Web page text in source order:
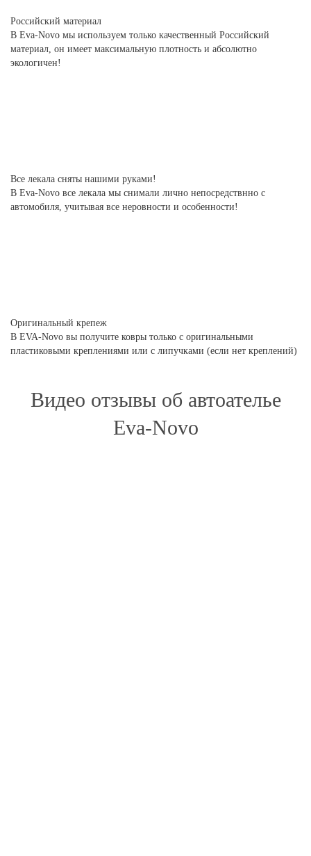
Российский материал
В Eva-Novo мы используем только качественный Российский
материал, он имеет максимальную плотность и абсолютно
экологичен!
Все лекала сняты нашими руками!
В Eva-Novo все лекала мы снимали лично непосредствнно с
автомобиля, учитывая все неровности и особенности!
Оригинальный крепеж
В EVA-Novo вы получите ковры только с оригинальными
пластиковыми креплениями или с липучками (если нет креплений)
Видео отзывы об автоателье
Eva-Novo